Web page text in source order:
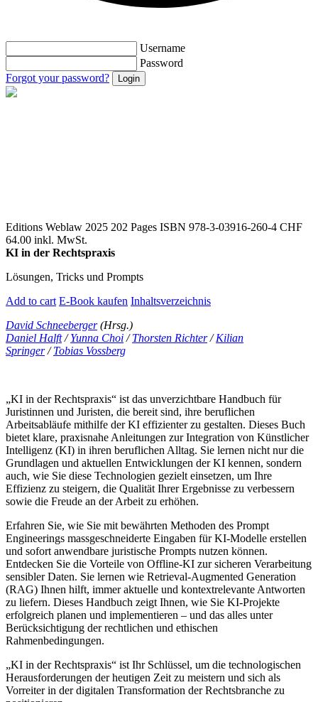
Username
Password
Forgot your password?
Editions Weblaw 2025 202 Pages ISBN 978-3-03916-260-4 CHF
64.00 inkl. MwSt.
KI in der Rechtspraxis
Lösungen, Tricks und Prompts
Add to cart E-Book kaufen Inhaltsverzeichnis
David Schneeberger(Hrsg.)
Daniel Halft/Yunna Choi /Thorsten Richter/Kilian
Springer/Tobias Vossberg
„KI in der Rechtspraxis“ ist das unverzichtbare Handbuch für
Juristinnen und Juristen, die bereit sind, ihre beruflichen
Arbeitsabläufe mithilfe der KI effizienter zu gestalten. Dieses Buch
bietet klare, praxisnahe Anleitungen zur Integration von Künstlicher
Intelligenz (KI) in ihren beruflichen Alltag. Sie lernen nicht nur die
Grundlagen und aktuellen Entwicklungen der KI kennen, sondern
auch, wie Sie diese Technologien gezielt einsetzen, um Ihre
Effizienz zu steigern, die Qualität Ihrer Ergebnisse zu verbessern
sowie die Freude an der Arbeit zu erhöhen.
Erfahren Sie, wie Sie mit bewährten Methoden des Prompt
Engineerings massgeschneiderte Eingaben für KI-Modelle erstellen
und sofort anwendbare juristische Prompts nutzen können.
Entdecken Sie die Vorteile von Offline-KI zur sicheren Verarbeitung
sensibler Daten. Sie lernen wie Retrieval-Augmented Generation
(RAG) Ihnen hilft, immer aktuelle und kontextrelevante Antworten
zu liefern. Dieses Handbuch zeigt Ihnen, wie Sie KI-Projekte
erfolgreich planen und implementieren – und das alles unter
Berücksichtigung der rechtlichen und ethischen
Rahmenbedingungen.
„KI in der Rechtspraxis“ ist Ihr Schlüssel, um die technologischen
Herausforderungen der heutigen Zeit zu meistern und sich als
Vorreiter in der digitalen Transformation der Rechtsbranche zu